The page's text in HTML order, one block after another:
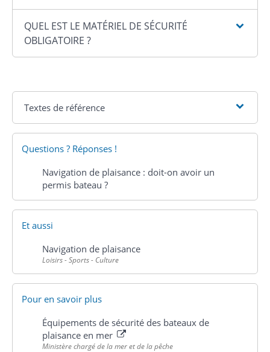
QUEL EST LE MATÉRIEL DE SÉCURITÉ
OBLIGATOIRE ?
Textes de référence
Questions ? Réponses !
Navigation de plaisance : doit-on avoir un
permis bateau ?
Et aussi
Navigation de plaisance
Loisirs - Sports - Culture
Pour en savoir plus
Équipements de sécurité des bateaux de
plaisance en mer
Ministère chargé de la mer et de la pêche